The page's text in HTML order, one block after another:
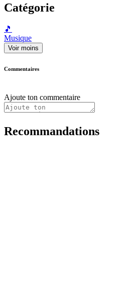
Catégorie
🎵
Musique
Voir moins
Commentaires
Ajoute ton commentaire
Recommandations